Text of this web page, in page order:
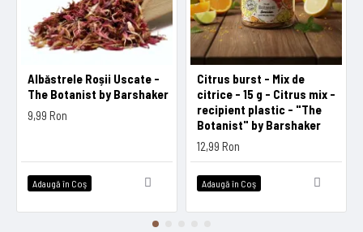
Albăstrele Roșii Uscate -
The Botanist by Barshaker
9,99 Ron
Adaugă în Coş
Citrus burst - Mix de
citrice - 15 g - Citrus mix -
recipient plastic - "The
Botanist" by Barshaker
12,99 Ron
Adaugă în Coş